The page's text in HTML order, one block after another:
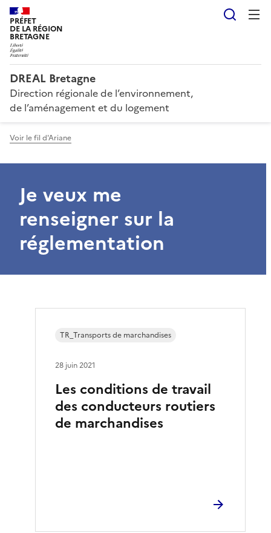
PRÉFET
DE LA RÉGION
BRETAGNE
DREAL Bretagne
Direction régionale de l’environnement,
de l’aménagement et du logement
Voir le fil d'Ariane
Je veux me
renseigner sur la
réglementation
Les conditions de travail
des conducteurs routiers
de marchandises
TR_Transports de marchandises
28 juin 2021